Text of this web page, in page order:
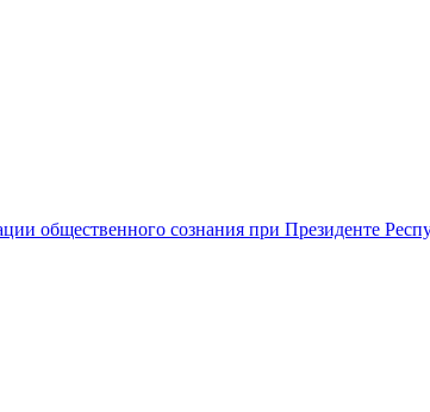
общественного сознания при Президенте